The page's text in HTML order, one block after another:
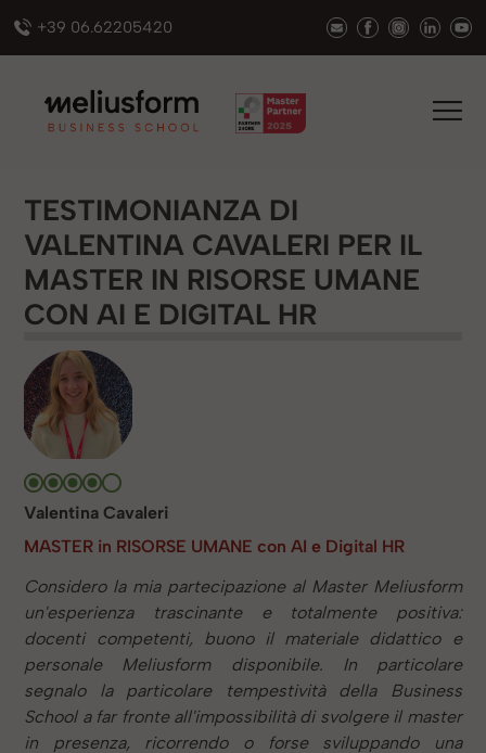
+39 06.62205420
TESTIMONIANZA DI
VALENTINA CAVALERI PER IL
MASTER IN RISORSE UMANE
CON AI E DIGITAL HR
Valentina Cavaleri
MASTER in RISORSE UMANE con AI e Digital HR
Considero la mia partecipazione al Master Meliusform
un'esperienza trascinante e totalmente positiva:
docenti competenti, buono il materiale didattico e
personale Meliusform disponibile. In particolare
segnalo la particolare tempestività della Business
School a far fronte all'impossibilità di svolgere il master
in presenza, ricorrendo o forse sviluppando una